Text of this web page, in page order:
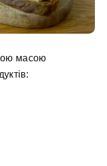
масою